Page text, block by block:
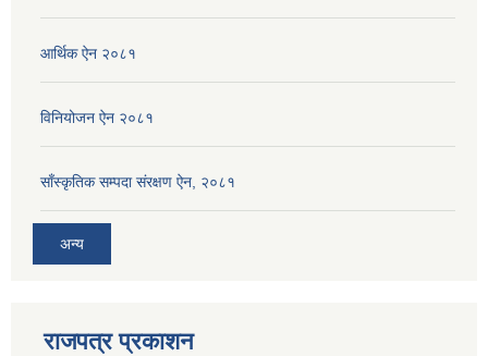
आर्थिक ऐन २०८१
विनियोजन ऐन २०८१
साँस्कृतिक सम्पदा संरक्षण ऐन, २०८१
अन्य
राजपत्र प्रकाशन